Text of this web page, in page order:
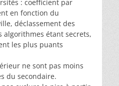
: coefficient par
en fonction du
déclassement des
algorithmes étant secrets,
les plus puants
ne sont pas moins
du secondaire.